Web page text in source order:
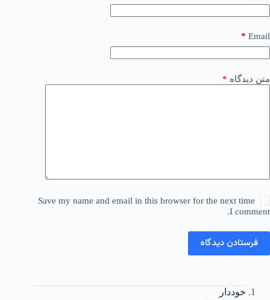
Email
*
متن دیدگاه *
Save my name and email in this browser for the next time
I comment.
فرستادن دیدگاه
خوددار